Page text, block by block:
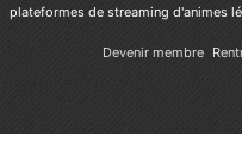
plateformes de streaming d'animes
Devenir membre